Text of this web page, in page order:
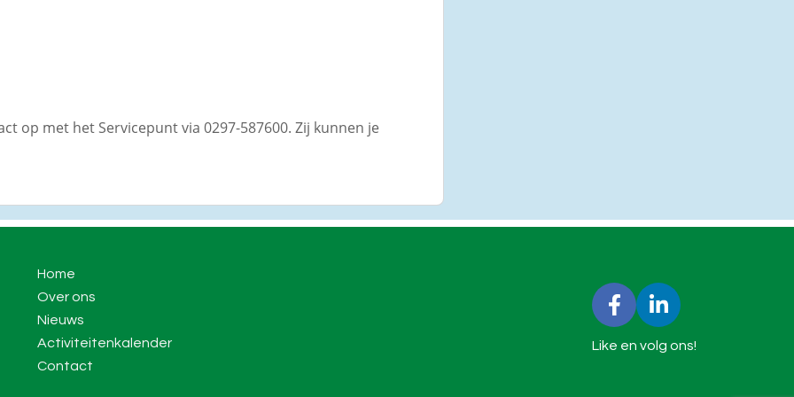
op met het Servicepunt via 0297-587600. Zij kunnen je
Home
Over ons
Nieuws
Activiteitenkalender
Contact
Like en volg ons!